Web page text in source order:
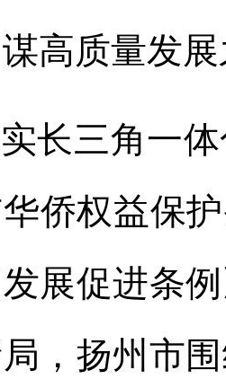
高质量发
长三角一
侨权益保
展促进条
，扬州市